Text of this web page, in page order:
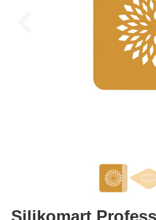
Silikomart